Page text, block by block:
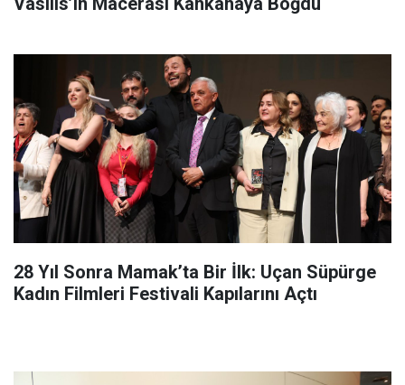
28 Yıl Sonra Mamak’ta Bir İlk: Uçan Süpürge
Kadın Filmleri Festivali Kapılarını Açtı